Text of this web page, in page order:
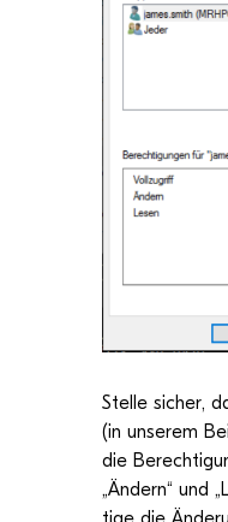
Stelle sicher,
(in unse­rem
die
„Ändern“ und „